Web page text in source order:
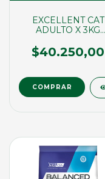
EXCELLENT CAT
ADULTO X 3KG
$40.250,00